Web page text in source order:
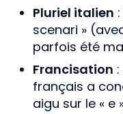
Pluriel italien
scenari »
parfois été
Francisation
français a
aigu sur le « e